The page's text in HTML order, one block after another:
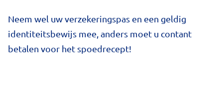
Neem wel uw verzekeringspas en een geldig
identiteitsbewijs mee, anders moet u contant
betalen voor het spoedrecept!